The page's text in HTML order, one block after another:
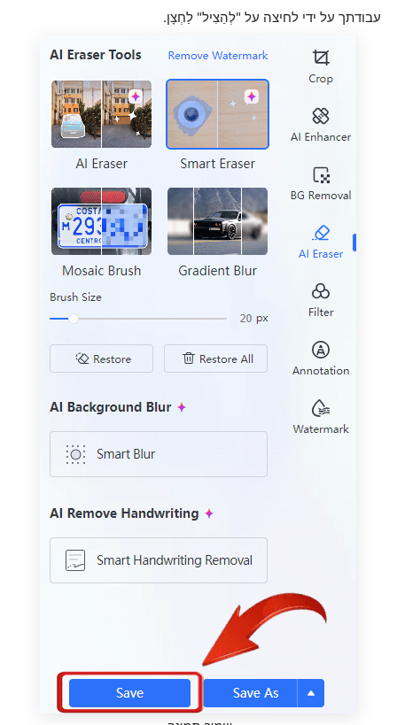
עבודתך על ידי לחיצה על "לְהַצִיל" לַחְצָן.